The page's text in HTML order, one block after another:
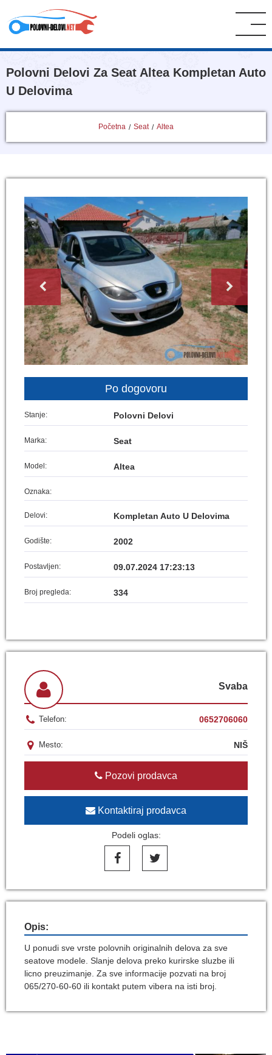
Polovni Delovi Za Seat Altea Kompletan Auto
U Delovima
Početna Seat Altea
Po dogovoru
Stanje: Polovni Delovi
Marka: Seat
Model: Altea
Oznaka:
Delovi: Kompletan Auto U Delovima
Godište: 2002
Postavljen: 09.07.2024 17:23:13
Broj pregleda: 334
Svaba
Telefon: 0652706060
Mesto: NIŠ
Pozovi prodavca
Kontaktiraj prodavca
Podeli oglas:
Opis:
U ponudi sve vrste polovnih originalnih delova za sve
seatove modele. Slanje delova preko kurirske sluzbe ili
licno preuzimanje. Za sve informacije pozvati na broj
065/270-60-60 ili kontakt putem vibera na isti broj.